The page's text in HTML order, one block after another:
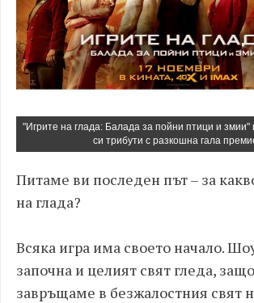
"Игрите на глада: Балада за пойни птици и
си трибути с разкошна гала
Питаме ви последен път – за
на глада?
Всяка игра има своето начало.
започна и целият свят гледа,
завръщаме в безжалостния свят